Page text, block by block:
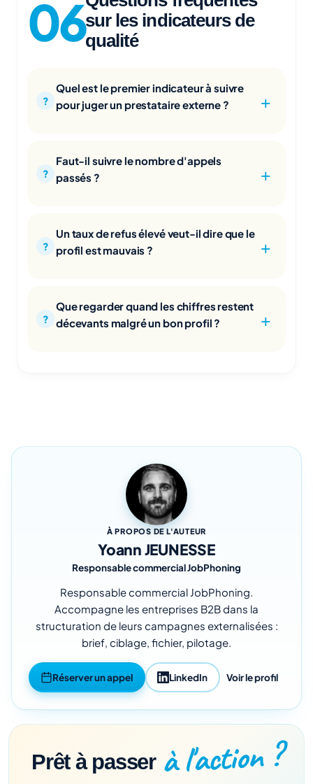
sur les indicateurs de
qualité
Quel est le premier indicateur à suivre
pour juger un prestataire externe ?
Faut-il suivre le nombre d'appels
passés ?
Un taux de refus élevé veut-il dire que le
profil est mauvais ?
Que regarder quand les chiffres restent
décevants malgré un bon profil ?
À PROPOS DE L'AUTEUR
Yoann JEUNESSE
Responsable commercial JobPhoning
Responsable commercial JobPhoning.
Accompagne les entreprises B2B dans la
structuration de leurs campagnes externalisées :
brief, ciblage, fichier, pilotage.
Réserver un appel LinkedIn Voir le profil
Prêt à passer à l'action ?